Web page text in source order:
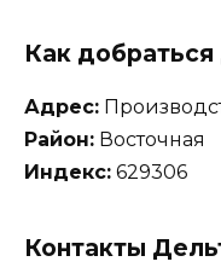
Как
Адрес:
Район: Восточная
Индекс: 629306
Контакты